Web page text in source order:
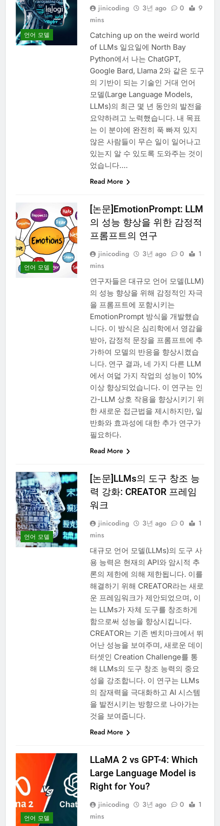
언어 모델
jinicoding 3년 ago 0
9
mins
Catching up on the weird world
of LLMs 일요일에 North Bay
Python에서 나는 ChatGPT,
Google Bard, Llama 2와 같은 도구
의 기반이 되는 기술인 거대 언어
모델(Large Language Models,
LLMs)의 최근 몇 년 동안의 발전을
요약하려고 노력했습니다. 내 목표
는 이 분야에 완전히 푹 빠져 있지
않은 사람들이 무슨 일이 일어나고
있는지 알 수 있도록 도와주는 것이
었습니다….
Read More
언어 모델
[논문]EmotionPrompt: LLM
의 성능 향상을 위한 감정적
프롬프트의 연구
jinicoding 3년 ago 0
1
mins
연구자들은 대규모 언어 모델(LLM)
의 성능 향상을 위해 감정적인 자극
을 프롬프트에 포함시키는
EmotionPrompt 방식을 개발했습
니다. 이 방식은 심리학에서 영감을
받아, 감정적 문장을 프롬프트에 추
가하여 모델의 반응을 향상시켰습
니다. 연구 결과, 네 가지 다른 LLM
에서 여덟 가지 작업의 성능이 10%
이상 향상되었습니다. 이 연구는 인
간-LLM 상호 작용을 향상시키기 위
한 새로운 접근법을 제시하지만, 일
반화와 효과성에 대한 추가 연구가
필요하다.
Read More
언어 모델
[논문]LLMs의 도구 창조 능
력 강화: CREATOR 프레임
워크
jinicoding 3년 ago 0
1
mins
대규모 언어 모델(LLMs)의 도구 사
용 능력은 현재의 API와 암시적 추
론의 제한에 의해 제한됩니다. 이를
해결하기 위해 CREATOR라는 새로
운 프레임워크가 제안되었으며, 이
는 LLMs가 자체 도구를 창조하게
함으로써 성능을 향상시킵니다.
CREATOR는 기존 벤치마크에서 뛰
어난 성능을 보여주며, 새로운 데이
터셋인 Creation Challenge를 통
해 LLMs의 도구 창조 능력의 중요
성을 강조합니다. 이 연구는 LLMs
의 잠재력을 극대화하고 AI 시스템
을 발전시키는 방향으로 나아가는
것을 보여줍니다.
Read More
언어 모델
LLaMA 2 vs GPT-4: Which
Large Language Model is
Right for You?
jinicoding 3년 ago 0
1
mins